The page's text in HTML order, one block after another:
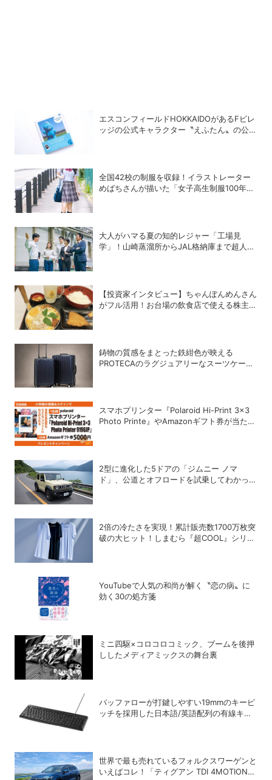
エスコンフィールドHOKKAIDOがあるFビレ
ッジの公式キャラクター〝えふたん〟の公式
全国42校の制服を収録！イラストレーター
めばちさんが描いた「女子高生制服100年図
大人がハマる夏の知的レジャー「工場見
学」！山崎蒸溜所からJAL格納庫まで超人気
【投資家インタビュー】ちゃんぽんめんさん
がフル活用！お台場の飲食店で使える株主優
鋳物の質感をまとった鉄紺色が映える
PROTECAのラグジュアリーなスーツケース
スマホプリンター『Polaroid Hi-Print 3×3
Photo Printe』やAmazonギフト券が当た
2型に進化した5ドアの「ジムニー ノマ
ド」、公道とオフロードを試乗してわかった
2倍の冷たさを実現！累計販売数1700万枚突
破の大ヒット！しまむら『超COOL』シリー
YouTubeで人気の和尚が解く〝恋の病〟に
効く30の処方箋
ミニ四駆×コロコロコミック、ブームを後押
ししたメディアミックスの舞台裏
バッファローが打鍵しやすい19mmのキーピ
ッチを採用した日本語/英語配列の有線キー
世界で最も売れているフォルクスワーゲンと
いえばコレ！「ティグアン TDI 4MOTION